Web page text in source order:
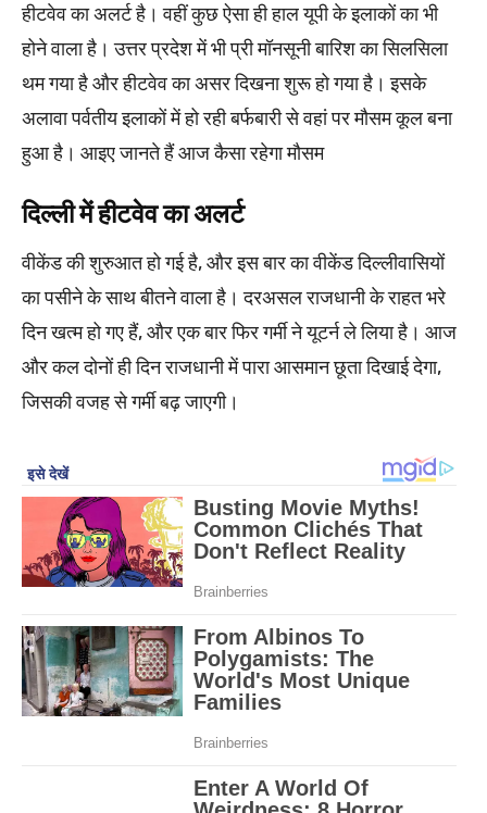
हीटवेव का अलर्ट है। वहीं कुछ ऐसा ही हाल यूपी के इलाकों का भी
होने वाला है। उत्तर प्रदेश में भी प्री मॉनसूनी बारिश का सिलसिला
थम गया है और हीटवेव का असर दिखना शुरू हो गया है। इसके
अलावा पर्वतीय इलाकों में हो रही बर्फबारी से वहां पर मौसम कूल बना
हुआ है। आइए जानते हैं आज कैसा रहेगा मौसम
दिल्ली में हीटवेव का अलर्ट
वीकेंड की शुरुआत हो गई है, और इस बार का वीकेंड दिल्लीवासियों
का पसीने के साथ बीतने वाला है। दरअसल राजधानी के राहत भरे
दिन खत्म हो गए हैं, और एक बार फिर गर्मी ने यूटर्न ले लिया है। आज
और कल दोनों ही दिन राजधानी में पारा आसमान छूता दिखाई देगा,
जिसकी वजह से गर्मी बढ़ जाएगी।